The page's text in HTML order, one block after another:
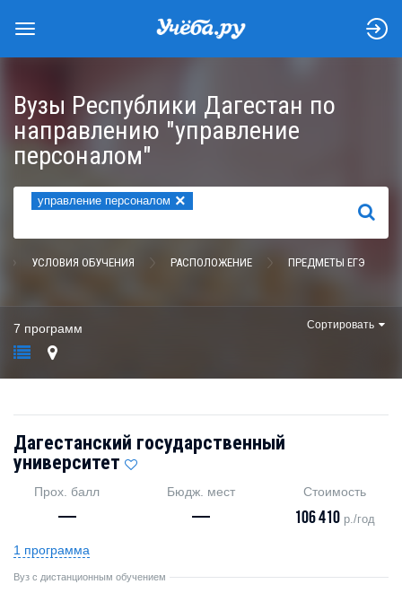
Вузы Республики Дагестан по
направлению "управление
персоналом"
управление персоналом ×
НАЙТИ
УСЛОВИЯ ОБУЧЕНИЯ РАСПОЛОЖЕНИЕ ПРЕДМЕТЫ ЕГЭ
7 программ Сортировать
Дагестанский государственный
университет
Прох. балл
—
Бюдж. мест
—
Стоимость
106 410 р./год
1 программа
Вуз с дистанционным обучением